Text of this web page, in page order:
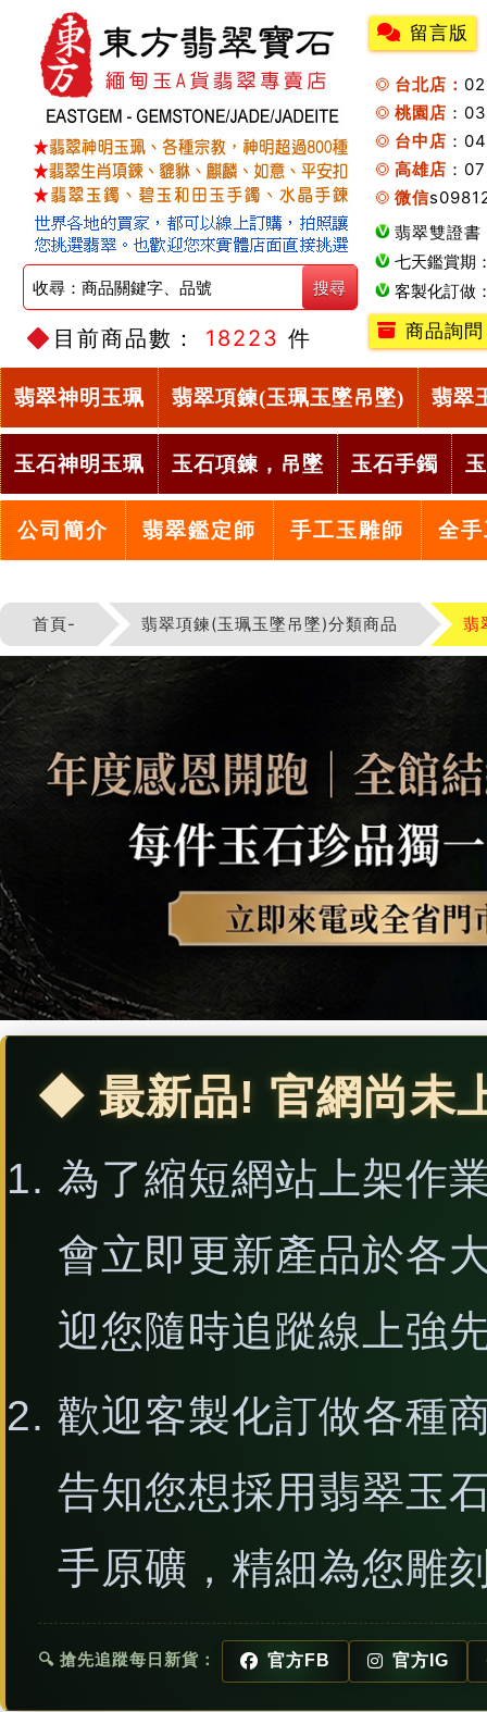
目前商品數： 18223 件
留言版
台北店：
桃園店 ：
台中店 ：
高雄店 ：
微信
翡翠雙證書
七天鑑賞期
客製化訂做
商品詢問
翡翠神明玉珮 翡翠項鍊(玉珮玉墜吊墜) 翡翠
玉石神明玉珮 玉石項鍊，吊墜 玉石手鐲
公司簡介 翡翠鑑定師 手工玉雕師 全
首頁- 翡翠項鍊(玉珮玉墜吊墜)分類商品 翡
◆ 最新品! 官網尚未
為了縮短網站上架作
會立即更新產品於各
迎您隨時追蹤線上強
歡迎客製化訂做各種
告知您想採用翡翠玉
手原礦，精細為您雕
🔍 搶先追蹤每日新貨： 官方FB 官方IG